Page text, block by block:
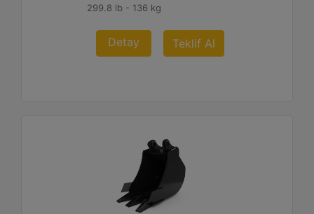
299.8 lb - 136 kg
Detay Teklif Al